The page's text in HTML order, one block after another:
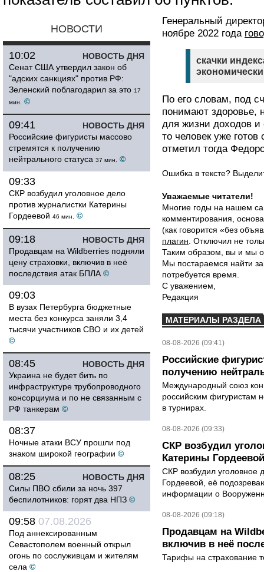
НОВОСТИ
НОВОСТЬ ДНЯ
10:02
Сенат США утвердил закон об
"адских санкциях" против РФ:
Зеленский поблагодарил за это 17
мин.
©
НОВОСТЬ ДНЯ
09:41
Российские фигуристы массово
стремятся к получению
нейтрального статуса 37 мин. ©
09:33
СКР возбудил уголовное дело
против журналистки Катерины
Гордеевой 46 мин. ©
НОВОСТЬ ДНЯ
09:18
Продавцам на Wildberries подняли
цену страховки, включив в неё
последствия атак БПЛА ©
09:03
В вузах Петербурга бюджетные
места без конкурса заняли 3,4
тысячи участников СВО и их детей
©
НОВОСТЬ ДНЯ
08:45
Украина не будет бить по
инфраструктуре трубопроводного
консорциума и по не связанным с
РФ танкерам ©
08:37
Ночные атаки ВСУ прошли под
знаком широкой географии ©
НОВОСТЬ ДНЯ
08:25
Силы ПВО сбили за ночь 397
беспилотников: горят два НПЗ ©
09:58 07.08.2026
Под аннексированным
Севастополем военный открыл
огонь по сослуживцам и жителям
села ©
Генеральный
ноябре 2022 года
скачки
По его словам, под
понимают здоровье,
для жизни доходов
то человек уже
отметил тогда
Ошибка в тексте?
Уважаемые читатели!
Многие годы на нашем
комментирования,
(как говорится «без
плагин . Отключил не
Таким образом, вы и мы
Мы постараемся найти
потребуется время.
С уважением,
Редакция
МАТЕРИАЛЫ РАЗДЕЛА
08-08-2026 (09:41)
Российские
получению
Международный союз
российским фигуристам
в турнирах.
08-08-2026 (09:33)
СКР возбудил
Катерины Гордеевой
СКР возбудил уголовное
Гордеевой, её
информации о
08-08-2026 (09:18)
Продавцам на
включив в неё
Тарифы на страхование